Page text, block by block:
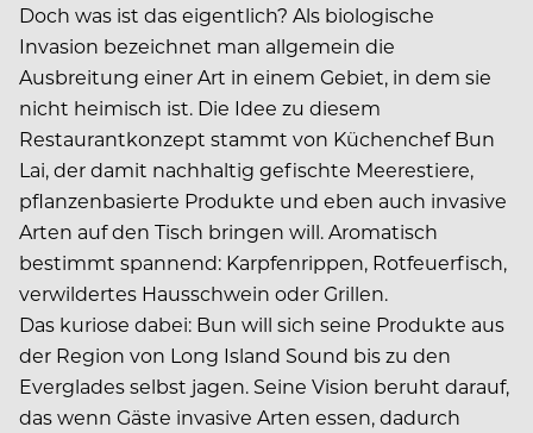
Doch was ist das eigentlich? Als biologische
Invasion bezeichnet man allgemein die
Ausbreitung einer Art in einem Gebiet, in dem sie
nicht heimisch ist. Die Idee zu diesem
Restaurantkonzept stammt von Küchenchef Bun
Lai, der damit nachhaltig gefischte Meerestiere,
pflanzenbasierte Produkte und eben auch invasive
Arten auf den Tisch bringen will. Aromatisch
bestimmt spannend: Karpfenrippen, Rotfeuerfisch,
verwildertes Hausschwein oder Grillen.
Das kuriose dabei: Bun will sich seine Produkte aus
der Region von Long Island Sound bis zu den
Everglades selbst jagen. Seine Vision beruht darauf,
das wenn Gäste invasive Arten essen, dadurch